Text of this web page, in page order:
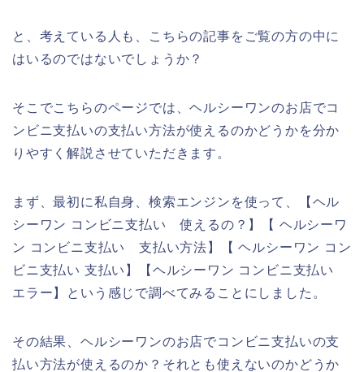
と、考えている人も、こちらの記事をご覧の方の中に
はいるのではないでしょうか？
そこでこちらのページでは、ヘルシーワンのお店でコ
ンビニ支払いの支払い方法が使えるのかどうかを分か
りやすく解説させていただきます。
まず、最初に私自身、検索エンジンを使って、【ヘル
シーワン コンビニ支払い 使えるの？】【 ヘルシーワ
ン コンビニ支払い 支払い方法】【 ヘルシーワン コン
ビニ支払い 支払い】【ヘルシーワン コンビニ支払い
エラー】という感じで調べてみることにしました。
その結果、ヘルシーワンのお店でコンビニ支払いの支
払い方法が使えるのか？それとも使えないのかどうか